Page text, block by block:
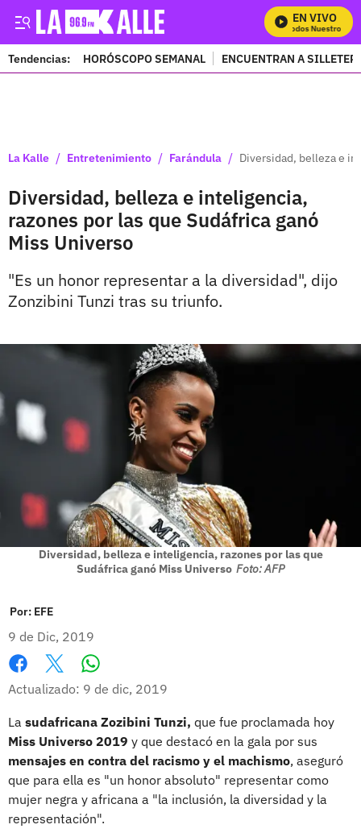
EN VIVO
Mira Todos Nuestros
Tendencias: HORÓSCOPO SEMANAL ENCUENTRAN A
La Kalle / Entretenimiento / Farándula / Diversidad, belleza e
Diversidad, belleza e inteligencia,
razones por las que Sudáfrica ganó
Miss Universo
"Es un honor representar a la diversidad", dijo
Zonzibini Tunzi tras su triunfo.
Diversidad, belleza e inteligencia, razones por las que
Sudáfrica ganó Miss Universo Foto: AFP
Por: EFE
9 de Dic, 2019
Facebook
X
Actualizado: 9 de dic, 2019
La sudafricana Zozibini Tunzi, que fue proclamada hoy
Miss Universo 2019 y que destacó en la gala por sus
mensajes en contra del racismo y el machismo, aseguró
que para ella es "un honor absoluto" representar como
mujer negra y africana a "la inclusión, la diversidad y la
representación".